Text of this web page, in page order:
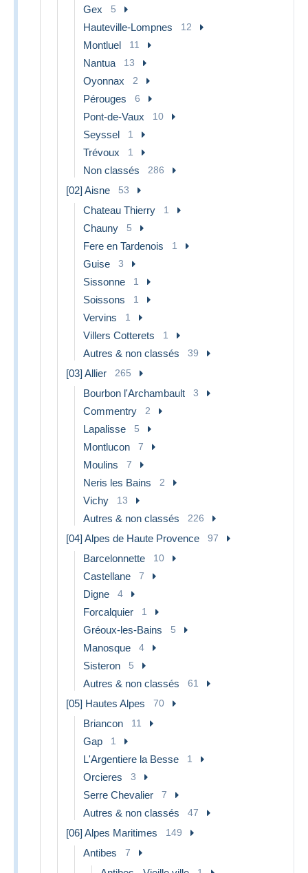
Gex 5
Hauteville-Lompnes 12
Montluel 11
Nantua 13
Oyonnax 2
Pérouges 6
Pont-de-Vaux 10
Seyssel 1
Trévoux 1
Non classés 286
[02] Aisne 53
Chateau Thierry 1
Chauny 5
Fere en Tardenois 1
Guise 3
Sissonne 1
Soissons 1
Vervins 1
Villers Cotterets 1
Autres & non classés 39
[03] Allier 265
Bourbon l'Archambault 3
Commentry 2
Lapalisse 5
Montlucon 7
Moulins 7
Neris les Bains 2
Vichy 13
Autres & non classés 226
[04] Alpes de Haute Provence 97
Barcelonnette 10
Castellane 7
Digne 4
Forcalquier 1
Gréoux-les-Bains 5
Manosque 4
Sisteron 5
Autres & non classés 61
[05] Hautes Alpes 70
Briancon 11
Gap 1
L'Argentiere la Besse 1
Orcieres 3
Serre Chevalier 7
Autres & non classés 47
[06] Alpes Maritimes 149
Antibes 7